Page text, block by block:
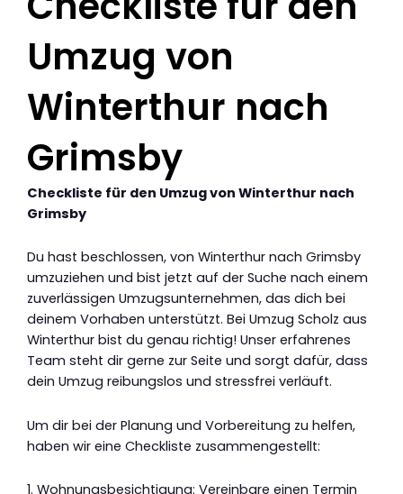
Umzug von
Winterthur nach
Grimsby
Checkliste für den Umzug von Winterthur nach
Grimsby
Du hast beschlossen, von Winterthur nach Grimsby
umzuziehen und bist jetzt auf der Suche nach einem
zuverlässigen Umzugsunternehmen, das dich bei
deinem Vorhaben unterstützt. Bei Umzug Scholz aus
Winterthur bist du genau richtig! Unser erfahrenes
Team steht dir gerne zur Seite und sorgt dafür, dass
dein Umzug reibungslos und stressfrei verläuft.
Um dir bei der Planung und Vorbereitung zu helfen,
haben wir eine Checkliste zusammengestellt:
1. Wohnungsbesichtigung: Vereinbare einen Termin